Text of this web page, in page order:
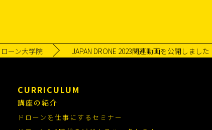
ローン大学院 JAPAN DRONE 2023関連動画を公開しました
CURRICULUM
講座の紹介
ドローンを仕事にするセミナー